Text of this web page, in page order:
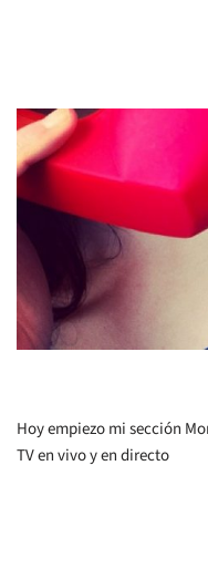
Hoy empiezo mi sección
TV en vivo y en directo